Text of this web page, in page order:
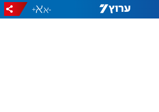
-
+